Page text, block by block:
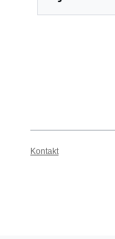
Kontakt